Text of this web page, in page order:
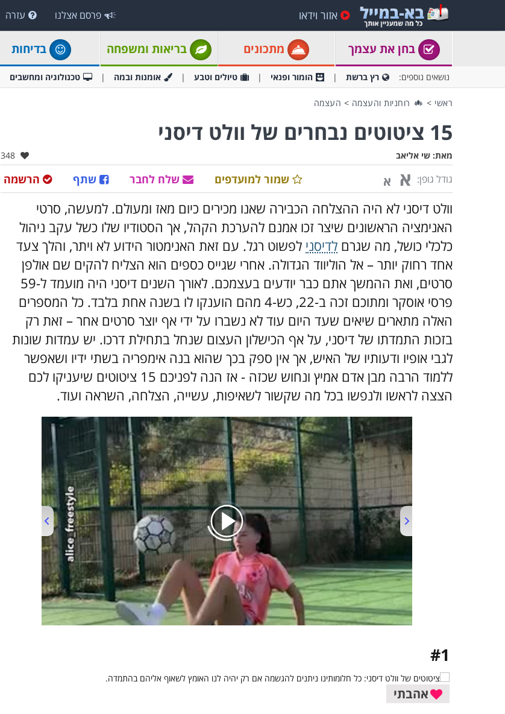
אזור וידאו פרסם אצלנו עזרה
בחן את עצמך מתכונים בריאות ומשפחה בדיחות
נושאים נוספים: רץ ברשת הומור ופנאי טיולים וטבע אומנות ובמה טכנולוגיה ומחשבים
ראשי > רוחניות והעצמה > העצמה
15 ציטוטים נבחרים של וולט דיסני
מאת: שי אליאב אהבו:
348
גודל גופן: א א הרשמה שתף שלח לחבר שמור למועדפים
וולט דיסני לא היה ההצלחה הכבירה שאנו מכירים כיום מאז ומעולם. למעשה, סרטי
האנימציה הראשונים שיצר זכו אמנם להערכת הקהל, אך הסטודיו שלו כשל עקב ניהול
כלכלי כושל, מה שגרם לדיסני לפשוט רגל. עם זאת האנימטור הידוע לא ויתר, והלך צעד
אחד רחוק יותר – אל הוליווד הגדולה. אחרי שגייס כספים הוא הצליח להקים שם אולפן
סרטים, ואת ההמשך אתם כבר יודעים בעצמכם. לאורך השנים דיסני היה מועמד ל-59
פרסי אוסקר ומתוכם זכה ב-22, כש-4 מהם הוענקו לו בשנה אחת בלבד. כל המספרים
האלה מתארים שיאים שעד היום עוד לא נשברו על ידי אף יוצר סרטים אחר – זאת רק
בזכות התמדתו של דיסני, על אף הכישלון העצום שנחל בתחילת דרכו. יש עמדות שונות
לגבי אופיו ודעותיו של האיש, אך אין ספק בכך שהוא בנה אימפריה בשתי ידיו ושאפשר
ללמוד הרבה מבן אדם אמיץ ונחוש שכזה - אז הנה לפניכם 15 ציטוטים שיעניקו לכם
הצצה לראשו ולנפשו בכל מה שקשור לשאיפות, עשייה, הצלחה, השראה ועוד.
00:00 01:04
#1
אהבתי